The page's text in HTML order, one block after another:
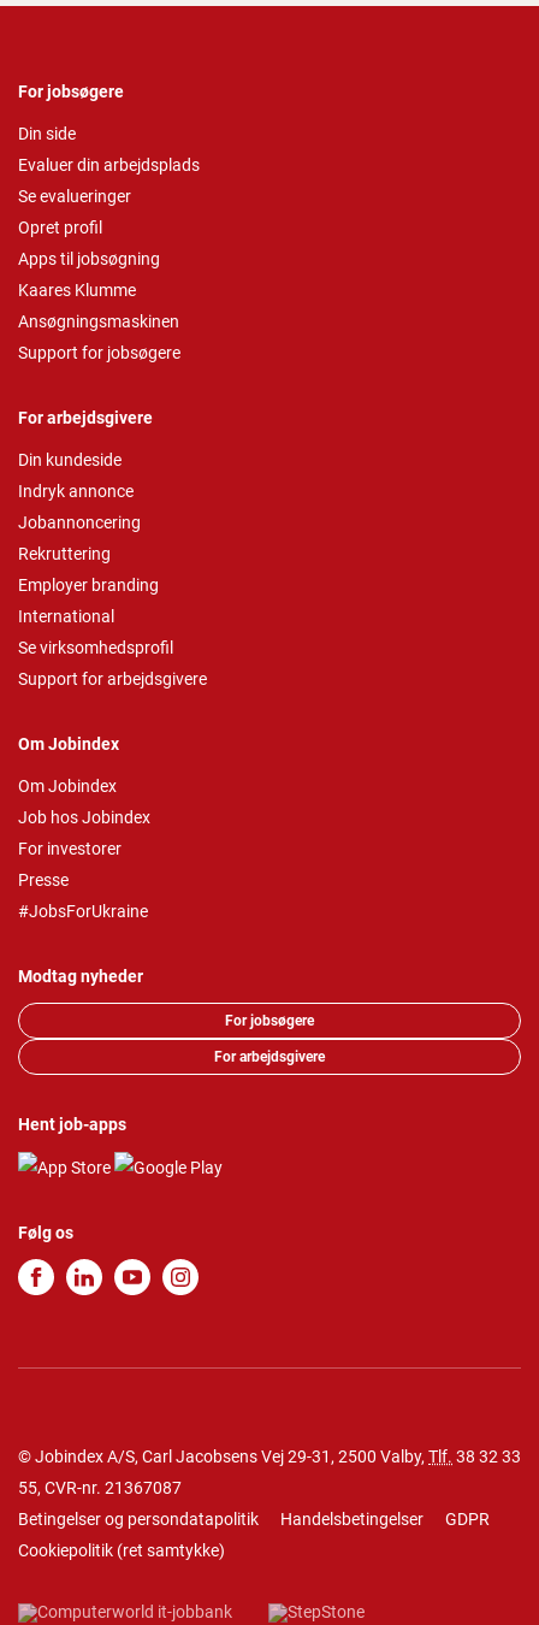
For jobsøgere
Din side
Evaluer din arbejdsplads
Se evalueringer
Opret profil
Apps til jobsøgning
Kaares Klumme
Ansøgningsmaskinen
Support for jobsøgere
For arbejdsgivere
Din kundeside
Indryk annonce
Jobannoncering
Rekruttering
Employer branding
International
Se virksomhedsprofil
Support for arbejdsgivere
Om Jobindex
Om Jobindex
Job hos Jobindex
For investorer
Presse
#JobsForUkraine
Modtag nyheder
For jobsøgere
For arbejdsgivere
Hent job-apps
Følg os
© Jobindex A/S, Carl Jacobsens Vej 29-31, 2500 Valby, Tlf. 38 32 33
55, CVR-nr. 21367087
Betingelser og persondatapolitik
Handelsbetingelser
GDPR
Cookiepolitik (ret samtykke)